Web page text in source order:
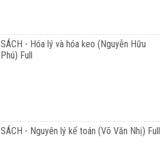
SÁCH - Hóa lý và hóa keo (Nguyễn Hữu
Phú) Full
SÁCH - Nguyên lý kế toán (Võ Văn Nhị) Full